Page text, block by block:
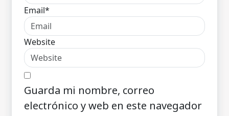
Email*
Website
Guarda mi nombre, correo
electrónico y web en este navegador